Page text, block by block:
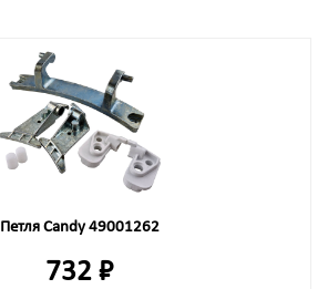
Петля Candy 49001262
732 ₽